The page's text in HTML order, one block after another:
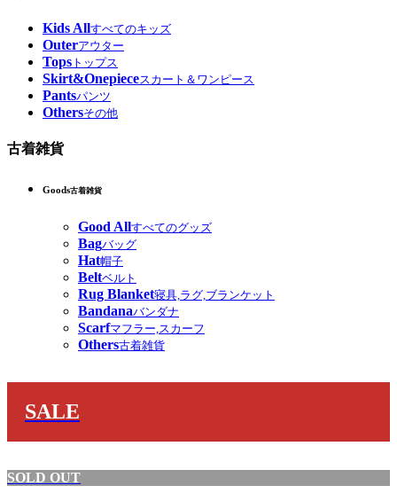
Kids Allすべてのキッズ
Outerアウター
Tops トップス
Skirt&Onepieceスカート＆ワンピース
Pantsパンツ
Othersその他
古着雑貨
Goods古着雑貨
Good Allすべてのグッズ
Bagバッグ
Hat帽子
Beltベルト
Rug Blanket寝具,ラグ,ブランケット
Bandanaバンダナ
Scarfマフラー,スカーフ
Others古着雑貨
SALE
SOLD OUT